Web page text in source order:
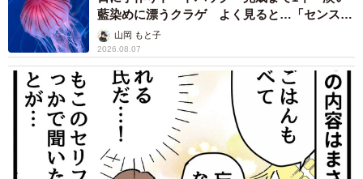
藍染めに漂うクラゲ よく見ると…「センスす
ごい」山岡 もと子
2026.08.07